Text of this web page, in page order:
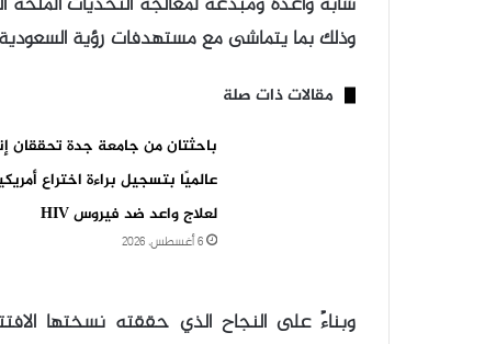
وذلك بما يتماشى مع مستهدفات رؤية السعودية 2030.
مقالات ذات صلة
باحثتان من جامعة جدة تحققان
عالميًا بتسجيل براءة اختراع
لعلاج واعد ضد فيروس HIV
6 أغسطس، 2026